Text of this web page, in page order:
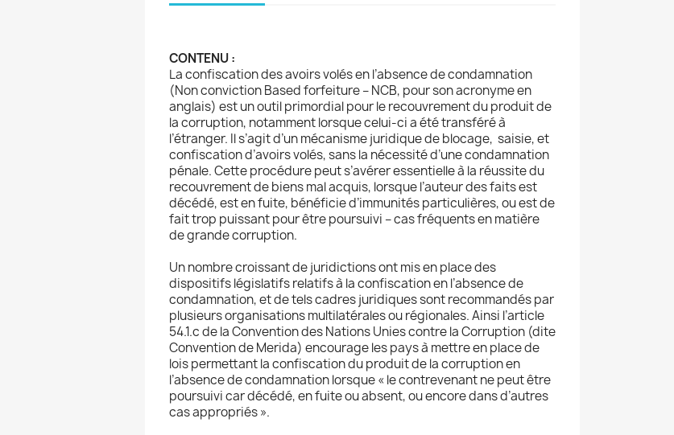
CONTENU:
La confiscation des avoirs volés en l’absence de condamnation
(Non conviction Based forfeiture – NCB, pour son acronyme en
anglais) est un outil primordial pour le recouvrement du produit de
la corruption, notamment lorsque celui-ci a été transféré à
l’étranger. Il s’agit d’un mécanisme juridique de blocage, saisie, et
confiscation d’avoirs volés, sans la nécessité d’une condamnation
pénale. Cette procédure peut s’avérer essentielle à la réussite du
recouvrement de biens mal acquis, lorsque l’auteur des faits est
décédé, est en fuite, bénéficie d’immunités particulières, ou est de
fait trop puissant pour être poursuivi – cas fréquents en matière
de grande corruption.
Un nombre croissant de juridictions ont mis en place des
dispositifs législatifs relatifs à la confiscation en l’absence de
condamnation, et de tels cadres juridiques sont recommandés par
plusieurs organisations multilatérales ou régionales. Ainsi l’article
54.1.c de la Convention des Nations Unies contre la Corruption (dite
Convention de Merida) encourage les pays à mettre en place de
lois permettant la confiscation du produit de la corruption en
l’absence de condamnation lorsque « le contrevenant ne peut être
poursuivi car décédé, en fuite ou absent, ou encore dans d’autres
cas appropriés ».